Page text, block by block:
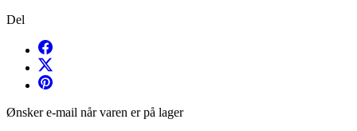
Del
Ønsker e-mail når varen er på lager